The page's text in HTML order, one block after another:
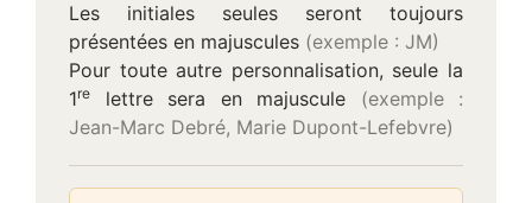
Les initiales seules seront toujours
présentées en majuscules (exemple : JM)
Pour toute autre personnalisation, seule la
1re lettre sera en majuscule (exemple :
Jean-Marc Debré, Marie Dupont-Lefebvre)